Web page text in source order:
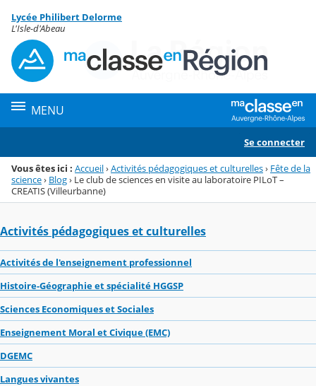
Menu de la rubrique
Contenu
Lycée Philibert Delorme
L'Isle-d'Abeau
MENU
Se connecter
Vous êtes ici : Accueil›Activités pédagogiques et culturelles› Fête de la
science› Blog› Le club de sciences en visite au laboratoire PILoT –
CREATIS (Villeurbanne)
Activités pédagogiques et culturelles
Activités de l'enseignement professionnel
Histoire-Géographie et spécialité HGGSP
Sciences Economiques et Sociales
Enseignement Moral et Civique (EMC)
DGEMC
Langues vivantes